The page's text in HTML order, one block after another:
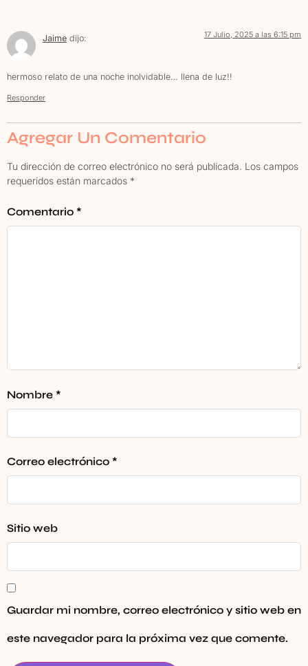
Jaime dijo: 17 Julio, 2025 a las 6:15 pm
hermoso relato de una noche inolvidable… llena de luz!!
Responder
Agregar Un Comentario
Tu dirección de correo electrónico no será publicada. Los campos
requeridos están marcados *
Comentario *
Nombre *
Correo electrónico *
Sitio web
Guardar mi nombre, correo electrónico y sitio web en
este navegador para la próxima vez que comente.